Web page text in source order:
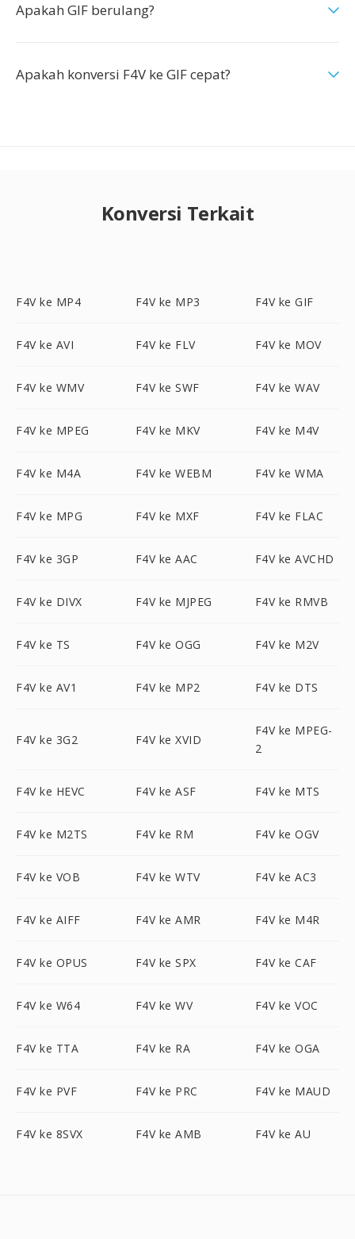
Apakah GIF berulang?
Apakah konversi F4V ke GIF cepat?
Konversi Terkait
F4V ke MP4 F4V ke MP3 F4V ke GIF
F4V ke AVI F4V ke FLV F4V ke MOV
F4V ke WMV F4V ke SWF F4V ke WAV
F4V ke MPEG F4V ke MKV F4V ke M4V
F4V ke M4A F4V ke WEBM F4V ke WMA
F4V ke MPG F4V ke MXF F4V ke FLAC
F4V ke 3GP F4V ke AAC F4V ke AVCHD
F4V ke DIVX F4V ke MJPEG F4V ke RMVB
F4V ke TS F4V ke OGG F4V ke M2V
F4V ke AV1 F4V ke MP2 F4V ke DTS
F4V ke 3G2 F4V ke XVID
F4V ke MPEG-
2
F4V ke HEVC F4V ke ASF F4V ke MTS
F4V ke M2TS F4V ke RM F4V ke OGV
F4V ke VOB F4V ke WTV F4V ke AC3
F4V ke AIFF F4V ke AMR F4V ke M4R
F4V ke OPUS F4V ke SPX F4V ke CAF
F4V ke W64 F4V ke WV F4V ke VOC
F4V ke TTA F4V ke RA F4V ke OGA
F4V ke PVF F4V ke PRC F4V ke MAUD
F4V ke 8SVX F4V ke AMB F4V ke AU